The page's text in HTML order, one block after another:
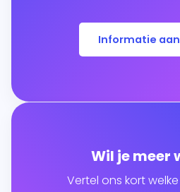
Informatie
Wil je meer
Vertel ons kort